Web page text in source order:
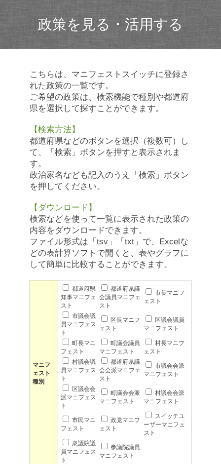
政策を見る・活用する
こちらは、マニフェストスイッチに登録さ
れた政策の一覧です。
ご希望の政策は、検索機能で種別や都道府
県を選択して探すことができます。
【検索方法】
都道府県などのボタンを選択（複数可）し
て、「検索」ボタンを押すと表示されま
す。
政治家名なども記入のうえ「検索」ボタン
を押してください。
【ダウンロード】
検索などを使って一覧に表示された政策の
内容をダウンロードできます。
ファイル形式は「tsv」「txt」で、Excelな
どの表計算ソフトで開くと、表やグラフに
して簡単に比較することができます。
マニフ
ェスト
種別
都道府県
知事マニフェ
スト
都道府県議
会議員マニフェ
スト
市長マニフ
ェスト
市議会議
員マニフェス
ト
区長マニフ
ェスト
区議会議員
マニフェスト
町長マニ
フェスト
町議会議員
マニフェスト
村長マニフ
ェスト
村議会議
員マニフェス
ト
都道府県議
会会派マニフェ
スト
市議会会派
マニフェスト
区議会会
派マニフェス
ト
町議会会派
マニフェスト
村議会会派
マニフェスト
市民マニ
フェスト
政党マニフ
ェスト
スイッチユ
ーザーマニフェ
スト
衆議院議
員マニフェス
ト
参議院議員
マニフェスト